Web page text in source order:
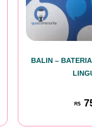
BALIN –
R$